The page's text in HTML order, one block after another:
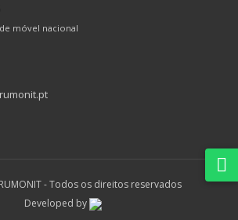
móvel nacional
-Todos os direitos reservados
Developed by